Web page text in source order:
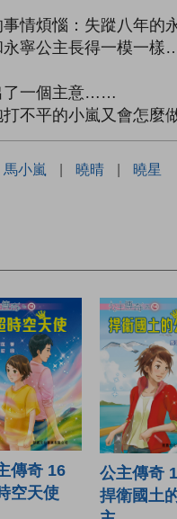
情煩惱：失蹤八年
永寧公主長得一模一
了一個主意……
不平的小嵐又會怎麼
馬小嵐 | 曉晴 | 曉星
傳奇 16
空天使
公主傳奇
捍衛國土